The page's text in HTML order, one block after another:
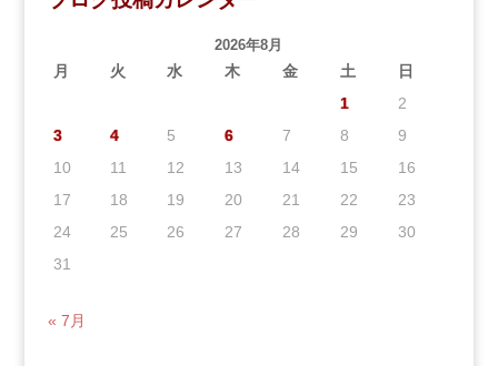
2026年8月
月 火 水 木 金 土
日
1
2
3
4 5 6 7 8
9
10
11 12 13 14 15
16
17
18 19 20 21 22
23
24
25 26 27 28 29
30
31
« 7月